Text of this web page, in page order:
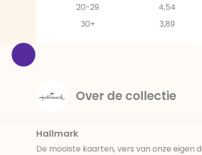
20-29
4,54
30+
3,89
Over de collectie
Hallmark
De mooiste kaarten, vers van onze eigen